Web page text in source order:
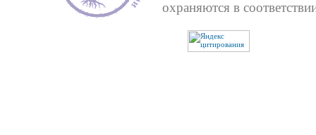
охраняются в